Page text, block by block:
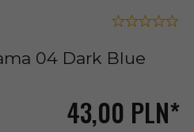
04 Dark Blue
43,00 PLN*